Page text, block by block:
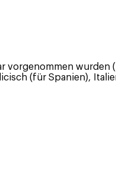
vorgenommen wurden
(für Spanien),